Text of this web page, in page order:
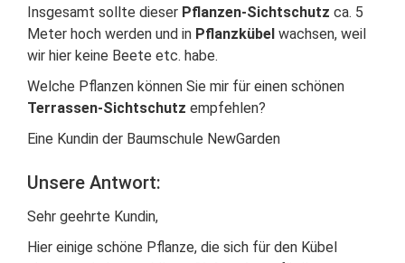
Insgesamt sollte dieser Pflanzen-Sichtschutz ca. 5
Meter hoch werden und in Pflanzkübel wachsen, weil
wir hier keine Beete etc. habe.
Welche Pflanzen können Sie mir für einen schönen
Terrassen-Sichtschutz empfehlen?
Eine Kundin der Baumschule NewGarden
Unsere Antwort:
Sehr geehrte Kundin,
Hier einige schöne Pflanze, die sich für den Kübel